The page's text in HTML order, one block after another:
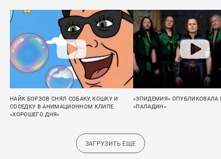
НАЙК БОРЗОВ СНЯЛ СОБАКУ, КОШКУ И
СОСЕДКУ В АНИМАЦИОННОМ КЛИПЕ
«ХОРОШЕГО ДНЯ»
«ЭПИДЕМИЯ» ОПУБЛИКОВАЛА
«ПАЛАДИН»
ЗАГРУЗИТЬ ЕЩЕ